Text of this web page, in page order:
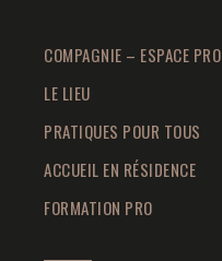
COMPAGNIE – ESPACE PRO
LE LIEU
PRATIQUES POUR TOUS
ACCUEIL EN RÉSIDENCE
FORMATION PRO